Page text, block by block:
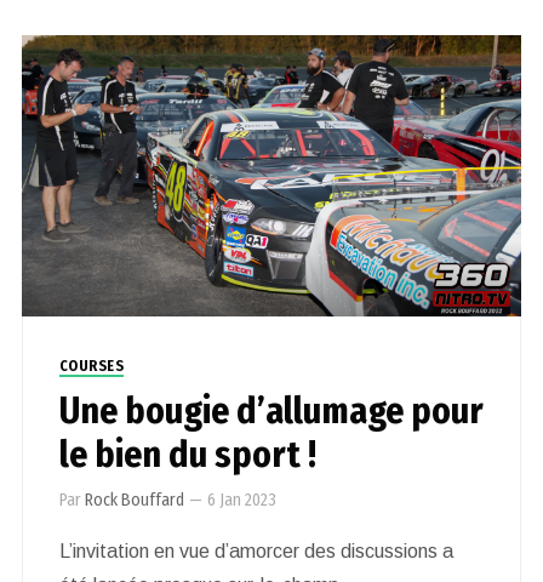
COURSES
Une bougie d’allumage pour
le bien du sport !
ParRock Bouffard — 6 Jan 2023
L’invitation en vue d’amorcer des discussions a